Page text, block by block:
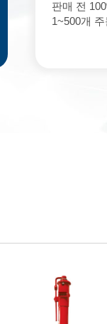
판매 전
1~500개